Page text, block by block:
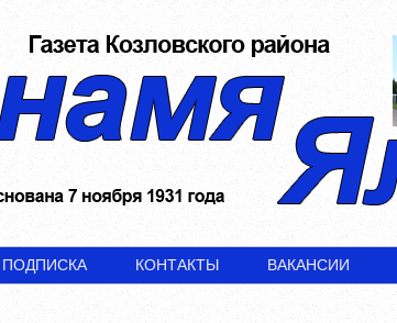
ПОДПИСКА КОНТАКТЫ ВАКАНСИИ